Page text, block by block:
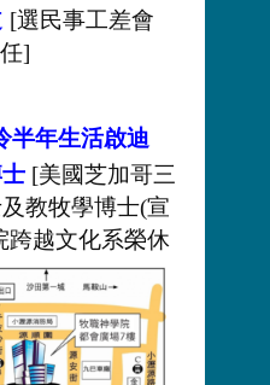
[選民事工差會
]
半年生活啟迪
[美國芝加哥三
教牧學博士(宣
跨越文化系榮休